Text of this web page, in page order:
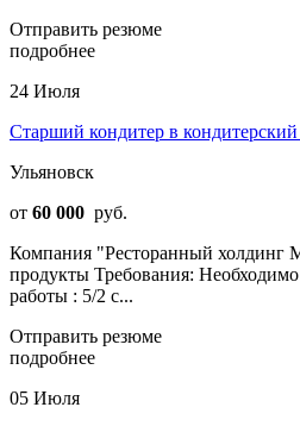
Отправить резюме
подробнее
24 Июля
Старший кондитер в
Ульяновск
от 60 000 руб.
Компания "Ресторанный холдинг
продукты Требования:
работы : 5/2 с...
Отправить резюме
подробнее
05 Июля